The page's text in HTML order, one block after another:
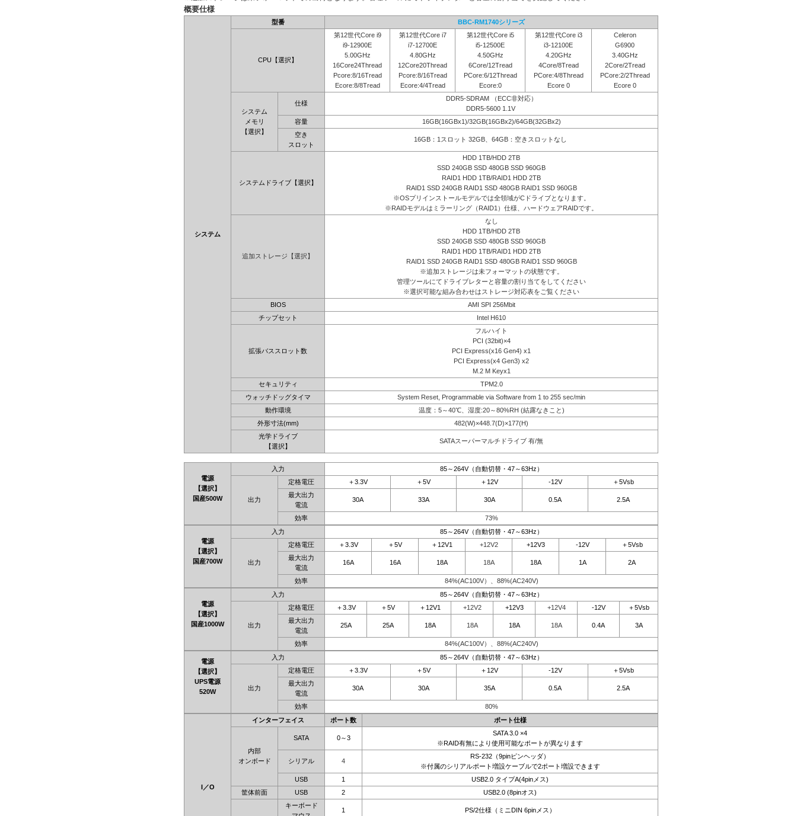
概要仕様
システム
型番 BBC-RM1740シリーズ
CPU【選択】
第12世代Core i9
i9-12900E
5.00GHz
16Core24Thread
Pcore:8/16Tread
Ecore:8/8Tread
第12世代Core i7
i7-12700E
4.80GHz
12Core20Thread
Pcore:8/16Tread
Ecore:4/4Tread
第12世代Core i5
i5-12500E
4.50GHz
6Core/12Tread
PCore:6/12Thread
Ecore:0
第12世代Core i3
i3-12100E
4.20GHz
4Core/8Tread
PCore:4/8Thread
Ecore 0
Celeron
G6900
3.40GHz
2Core/2Tread
PCore:2/2Thread
Ecore 0
システム
メモリ
【選択】
仕様
DDR5-SDRAM （ECC非対応）
DDR5-5600 1.1V
容量
16GB(16GBx1)/32GB(16GBx2)/64GB(32GBx2)
空き
スロット
16GB：1スロット 32GB、64GB：空きスロットなし
システムドライブ【選択】
HDD 1TB/HDD 2TB
SSD 240GB SSD 480GB SSD 960GB
RAID1 HDD 1TB/RAID1 HDD 2TB
RAID1 SSD 240GB RAID1 SSD 480GB RAID1 SSD 960GB
※OSプリインストールモデルでは全領域がCドライブとなります。
※RAIDモデルはミラーリング（RAID1）仕様、ハードウェアRAIDです。
追加ストレージ【選択】
なし
HDD 1TB/HDD 2TB
SSD 240GB SSD 480GB SSD 960GB
RAID1 HDD 1TB/RAID1 HDD 2TB
RAID1 SSD 240GB RAID1 SSD 480GB RAID1 SSD 960GB
※追加ストレージは未フォーマットの状態です。
管理ツールにてドライブレターと容量の割り当てをしてください
※選択可能な組み合わせはストレージ対応表をご覧ください
BIOS
AMI SPI 256Mbit
チップセット
Intel H610
拡張バススロット数
フルハイト
PCI (32bit)×4
PCI Express(x16 Gen4) x1
PCI Express(x4 Gen3) x2
M.2 M Keyx1
セキュリティ
TPM2.0
ウォッチドッグタイマ
System Reset, Programmable via Software from 1 to 255 sec/min
動作環境
温度：5～40℃、湿度:20～80%RH (結露なきこと)
外形寸法(mm)
482(W)×448.7(D)×177(H)
光学ドライブ
【選択】
SATAスーパーマルチドライブ 有/無
電源
【選択】
国産500W
入力 85～264V（自動切替・47～63Hz）
出力
定格電圧 ＋3.3V ＋5V ＋12V -12V
＋5Vsb
最大出力
電流
30A 33A 30A 0.5A 2.5A
効率 73%
電源
【選択】
国産700W
入力 85～264V（自動切替・47～63Hz）
出力
定格電圧 ＋3.3V ＋5V ＋12V1 +12V2 +12V3 -12V
＋5Vsb
最大出力
電流
16A 16A 18A 18A 18A 1A 2A
効率 84%(AC100V）、88%(AC240V)
電源
【選択】
国産1000W
入力 85～264V（自動切替・47～63Hz）
出力
定格電圧 ＋3.3V ＋5V ＋12V1 +12V2 +12V3 +12V4 -12V
＋5Vsb
最大出力
電流
25A 25A 18A 18A 18A 18A 0.4A 3A
効率 84%(AC100V）、88%(AC240V)
電源
【選択】
UPS電源
520W
入力 85～264V（自動切替・47～63Hz）
出力
定格電圧 ＋3.3V ＋5V ＋12V -12V
＋5Vsb
最大出力
電流
30A 30A 35A 0.5A 2.5A
効率 80%
I／O
インターフェイス ポート数 ポート仕様
内部
オンボード
SATA 0～3
SATA 3.0 ×4
※RAID有無により使用可能なポートが異なります
シリアル 4
RS-232（9pinピンヘッダ）
※付属のシリアルポート増設ケーブルで2ポート増設できます
USB
1
USB2.0 タイプA(4pinメス)
筐体前面
USB 2
USB2.0 (8pinオス)
キーボード
1 PS/2仕様（ミニDIN 6pinメス）